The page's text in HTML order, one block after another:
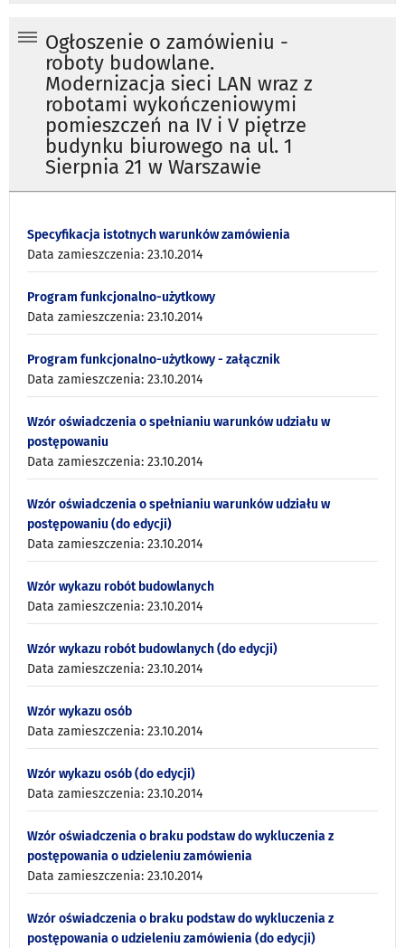
Ogłoszenie o zamówieniu -
roboty budowlane.
Modernizacja sieci LAN wraz z
robotami wykończeniowymi
pomieszczeń na IV i V piętrze
budynku biurowego na ul. 1
Sierpnia 21 w Warszawie
Specyfikacja istotnych warunków zamówienia
Data zamieszczenia: 23.10.2014
Program funkcjonalno-użytkowy
Data zamieszczenia: 23.10.2014
Program funkcjonalno-użytkowy - załącznik
Data zamieszczenia: 23.10.2014
Wzór oświadczenia o spełnianiu warunków udziału w
postępowaniu
Data zamieszczenia: 23.10.2014
Wzór oświadczenia o spełnianiu warunków udziału w
postępowaniu (do edycji)
Data zamieszczenia: 23.10.2014
Wzór wykazu robót budowlanych
Data zamieszczenia: 23.10.2014
Wzór wykazu robót budowlanych (do edycji)
Data zamieszczenia: 23.10.2014
Wzór wykazu osób
Data zamieszczenia: 23.10.2014
Wzór wykazu osób (do edycji)
Data zamieszczenia: 23.10.2014
Wzór oświadczenia o braku podstaw do wykluczenia z
postępowania o udzieleniu zamówienia
Data zamieszczenia: 23.10.2014
Wzór oświadczenia o braku podstaw do wykluczenia z
postępowania o udzieleniu zamówienia (do edycji)